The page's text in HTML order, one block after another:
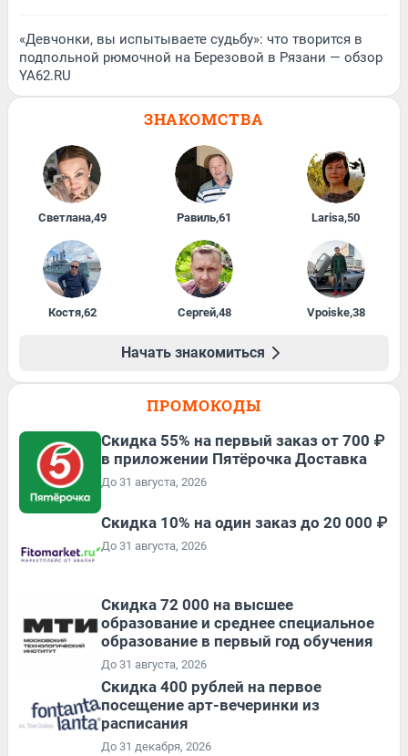
«Девчонки, вы испытываете судьбу»: что творится в
подпольной рюмочной на Березовой в Рязани — обзор
YA62.RU
ЗНАКОМСТВА
Светлана,49 Равиль,61 Larisa,50
Костя,62 Сергей,48 Vpoiske,38
Начать знакомиться
ПРОМОКОДЫ
Скидка 55% на первый заказ от 700 ₽
в приложении Пятёрочка Доставка
До 31 августа, 2026
Скидка 10% на один заказ до 20 000 ₽
До 31 августа, 2026
Скидка 72 000 на высшее
образование и среднее специальное
образование в первый год обучения
До 31 августа, 2026
Cкидка 400 рублей на первое
посещение арт-вечеринки из
расписания
До 31 декабря, 2026